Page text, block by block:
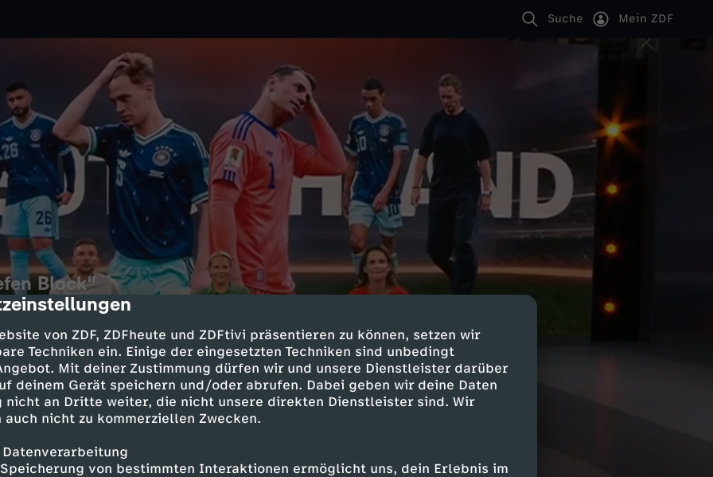
von ZDF, ZDFheute und ZDFtivi präsentieren zu können, setzen wir
Techniken ein. Einige der eingesetzten Techniken sind unbedingt
Mit deiner Zustimmung dürfen wir und unsere Dienstleister darüber
deinem Gerät speichern und/oder abrufen. Dabei geben wir deine Daten
nicht an Dritte weiter, die nicht unsere direkten Dienstleister sind. Wir
nicht zu kommerziellen Zwecken.
von bestimmten Interaktionen ermöglicht uns, dein Erlebnis im
Suche Mein ZDF
Block"
Kromp über die deutsche
wie von Nagelsmann
so Kramer.